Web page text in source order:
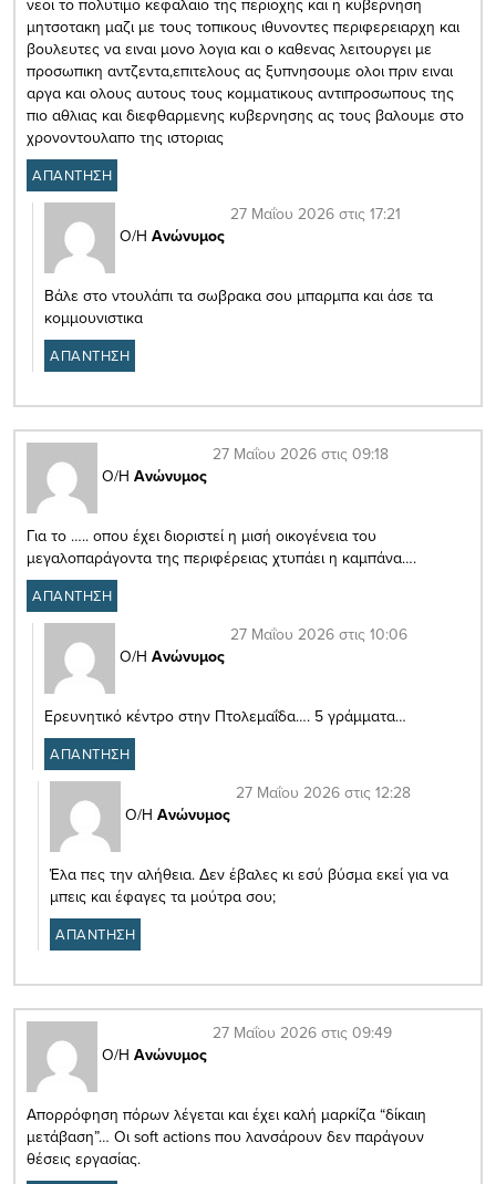
μητσοτακη μαζι με τους τοπικους ιθυνοντες περιφερειαρχη και
βουλευτες να ειναι μονο λογια και ο καθενας λειτουργει με
προσωπικη αντζεντα,επιτελους ας ξυπνησουμε ολοι πριν ειναι
αργα και ολους αυτους τους κομματικους αντιπροσωπους της
πιο αθλιας και διεφθαρμενης κυβερνησης ας τους βαλουμε στο
χρονοντουλαπο της ιστοριας
ΑΠΑΝΤΗΣΗ
Ο/Η Ανώνυμος
27 Μαΐου 2026 στις 17:21
Βάλε στο ντουλάπι τα σωβρακα σου μπαρμπα και άσε τα
κομμουνιστικα
ΑΠΑΝΤΗΣΗ
Ο/Η Ανώνυμος
27 Μαΐου 2026 στις 09:18
Για το ….. οπου έχει διοριστεί η μισή οικογένεια του
μεγαλοπαράγοντα της περιφέρειας χτυπάει η καμπάνα….
ΑΠΑΝΤΗΣΗ
Ο/Η Ανώνυμος
27 Μαΐου 2026 στις 10:06
Ερευνητικό κέντρο στην Πτολεμαΐδα…. 5 γράμματα…
ΑΠΑΝΤΗΣΗ
Ο/Η Ανώνυμος
27 Μαΐου 2026 στις 12:28
Έλα πες την αλήθεια. Δεν έβαλες κι εσύ βύσμα εκεί για να
μπεις και έφαγες τα μούτρα σου;
ΑΠΑΝΤΗΣΗ
Ο/Η Ανώνυμος
27 Μαΐου 2026 στις 09:49
Απορρόφηση πόρων λέγεται και έχει καλή μαρκίζα “δίκαιη
μετάβαση”… Οι soft actions που λανσάρουν δεν παράγουν
θέσεις εργασίας.